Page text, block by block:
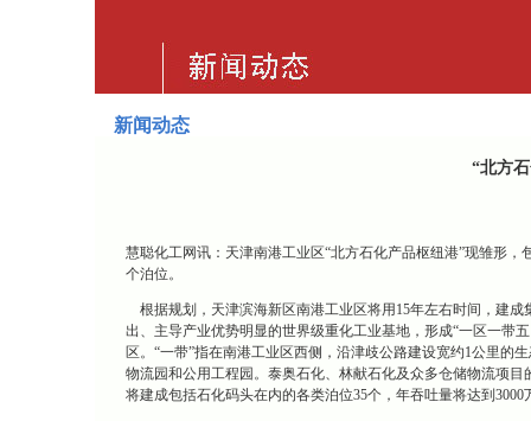
新闻动态
“北方
慧聪化工网讯：天津南港工业区“北方石化产品枢纽港”现雏形
个泊位。
根据规划，天津滨海新区南港工业区将用15年左右时间，建
出、主导产业优势明显的世界级重化工业基地，形成“一区一带
区。“一带”指在南港工业区西侧，沿津歧公路建设宽约1公里的
物流园和公用工程园。泰奥石化、林献石化及众多仓储物流项
将建成包括石化码头在内的各类泊位35个，年吞吐量将达到